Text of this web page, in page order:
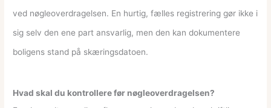
ved nøgleoverdragelsen. En hurtig, fælles registrering gør ikke i
sig selv den ene part ansvarlig, men den kan dokumentere
boligens stand på skæringsdatoen.
Hvad skal du kontrollere før nøgleoverdragelsen?